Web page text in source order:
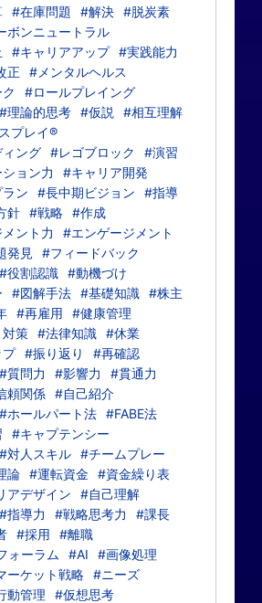
#在庫問題 #解決 #脱炭素
ボンニュートラル
#キャリアアップ #実践能力
正
#メンタルヘルス
#ロールプレイング
#理論的思考 #仮説
#相互理解
プレイ®
ング #レゴブロック
#演習
ョン力
#キャリア開発
ン
#長中期ビジョン
#指導
針 #戦略 #作成
ント力
#エンゲージメント
発見
#フィードバック
#役割認識 #動機づけ
#図解手法 #基礎知識 #株主
#再雇用
#健康管理
策 #法律知識 #休業
プ #振り返り
#再確認
#質問力 #影響力
#貫通力
頼関係 #自己紹介
#ホールパート法 #FABE法
#キャプテンシー
#対人スキル #チームプレー
論 #運転資金
#資金繰り表
アデザイン
#自己理解
#指導力 #戦略思考力
#課長
#採用
#離職
ォーラム
#AI
#画像処理
ーケット戦略 #ニーズ
動管理
#仮想思考